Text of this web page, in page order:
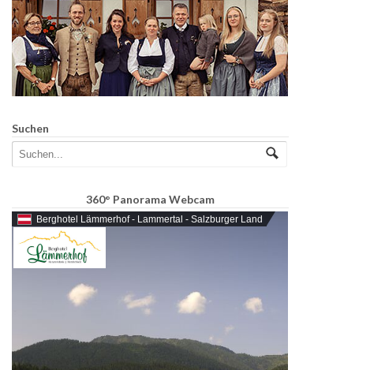
Suchen
360° Panorama Webcam
Berghotel Lämmerhof - Lammertal - Salzburger Land